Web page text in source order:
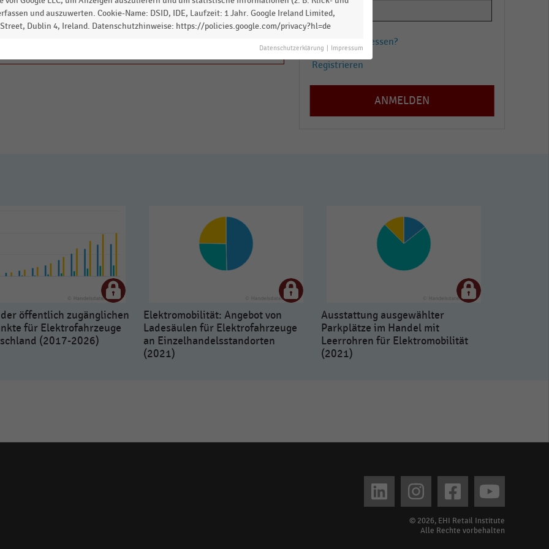
Statistik? Jetzt einloggen oder Passwort vergessen?
Registrieren
öffentlich zugänglichen
für Elektrofahrzeuge
(2017-2026)
Elektromobilität: Angebot von
Ladesäulen für Elektrofahrzeuge
an Einzelhandelsstandorten
(2021)
Ausstattung ausgewählter
Parkplätze im Handel mit
Leerrohren für Elektromobilität
(2021)
© 2026, EHI Retail Institute
Alle Rechte vorbehalten
und auszuwerten. Cookie-Name: DSID, IDE, Laufzeit: 1 Jahr. Google Ireland Limited,
Street, Dublin 4, Ireland. Datenschutzhinweise: https://policies.google.com/privacy?hl=de
Datenschutzerklärung Impressum